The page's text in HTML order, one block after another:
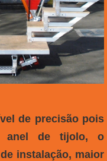
de precisão pois
anel de tijolo, o
instalação, maior